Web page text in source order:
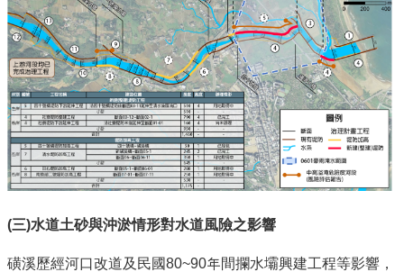
(三)水道土砂與沖淤情形對水道風險之影響
磺溪歷經河口改道及民國80~90年間攔水壩興建工程等影響，